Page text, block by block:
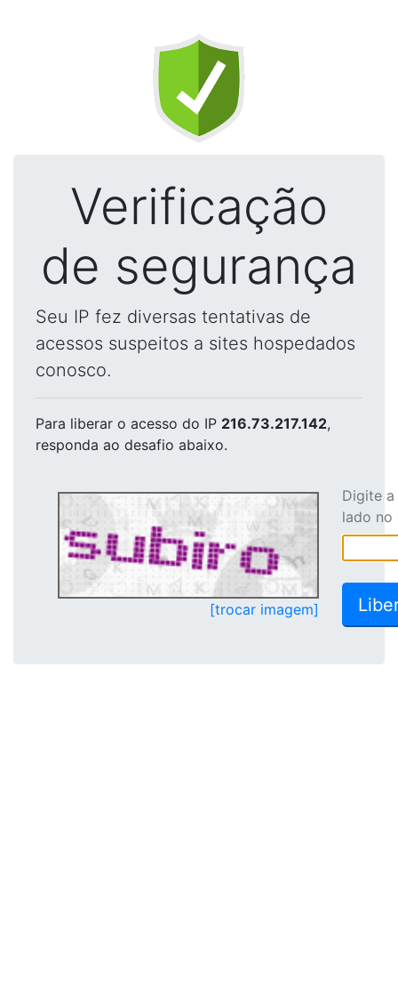
Verificação
de segurança
Seu IP fez diversas tentativas de
acessos suspeitos a sites hospedados
conosco.
Para liberar o acesso do IP 216.73.217.142,
responda ao desafio abaixo.
[trocar imagem]
Digite
lado no